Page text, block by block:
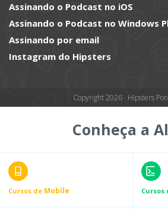
Assinando o Podcast no iOS
Assinando o Podcast no Windows
Assinando por email
Instagram do Hipsters
Copyright 2026 · Hipsters
Conheça a
Cursos de Mobile Cursos